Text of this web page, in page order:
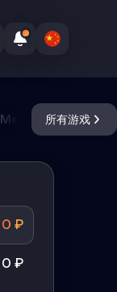
Meccha所有游戏
0 ₽
0 ₽